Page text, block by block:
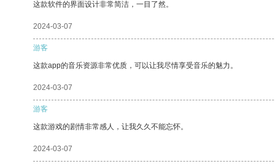
这款软件的界面设计非常简洁，一目了然。
2024-03-07
游客
这款app的音乐资源非常优质，可以让我尽情享受音乐的魅力。
2024-03-07
游客
这款游戏的剧情非常感人，让我久久不能忘怀。
2024-03-07